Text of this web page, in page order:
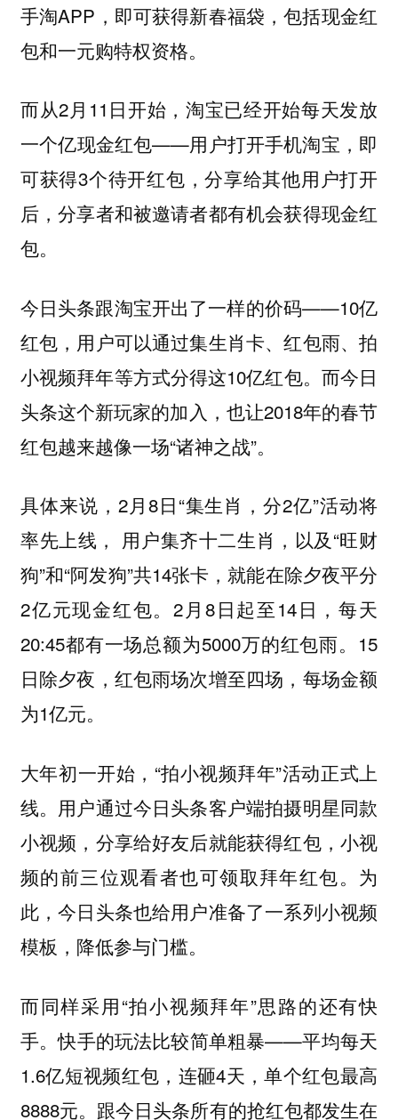
手淘APP，即可获得新春福袋，包括现金红
包和一元购特权资格。
而从2月11日开始，淘宝已经开始每天发放
一个亿现金红包——用户打开手机淘宝，即
可获得3个待开红包，分享给其他用户打开
后，分享者和被邀请者都有机会获得现金红
包。
今日头条跟淘宝开出了一样的价码——10亿
红包，用户可以通过集生肖卡、红包雨、拍
小视频拜年等方式分得这10亿红包。而今日
头条这个新玩家的加入，也让2018年的春节
红包越来越像一场“诸神之战”。
具体来说，2月8日“集生肖，分2亿”活动将
率先上线， 用户集齐十二生肖，以及“旺财
狗”和“阿发狗”共14张卡，就能在除夕夜平分
2亿元现金红包。2月8日起至14日，每天
20:45都有一场总额为5000万的红包雨。15
日除夕夜，红包雨场次增至四场，每场金额
为1亿元。
大年初一开始，“拍小视频拜年”活动正式上
线。用户通过今日头条客户端拍摄明星同款
小视频，分享给好友后就能获得红包，小视
频的前三位观看者也可领取拜年红包。为
此，今日头条也给用户准备了一系列小视频
模板，降低参与门槛。
而同样采用“拍小视频拜年”思路的还有快
手。快手的玩法比较简单粗暴——平均每天
1.6亿短视频红包，连砸4天，单个红包最高
8888元。跟今日头条所有的抢红包都发生在